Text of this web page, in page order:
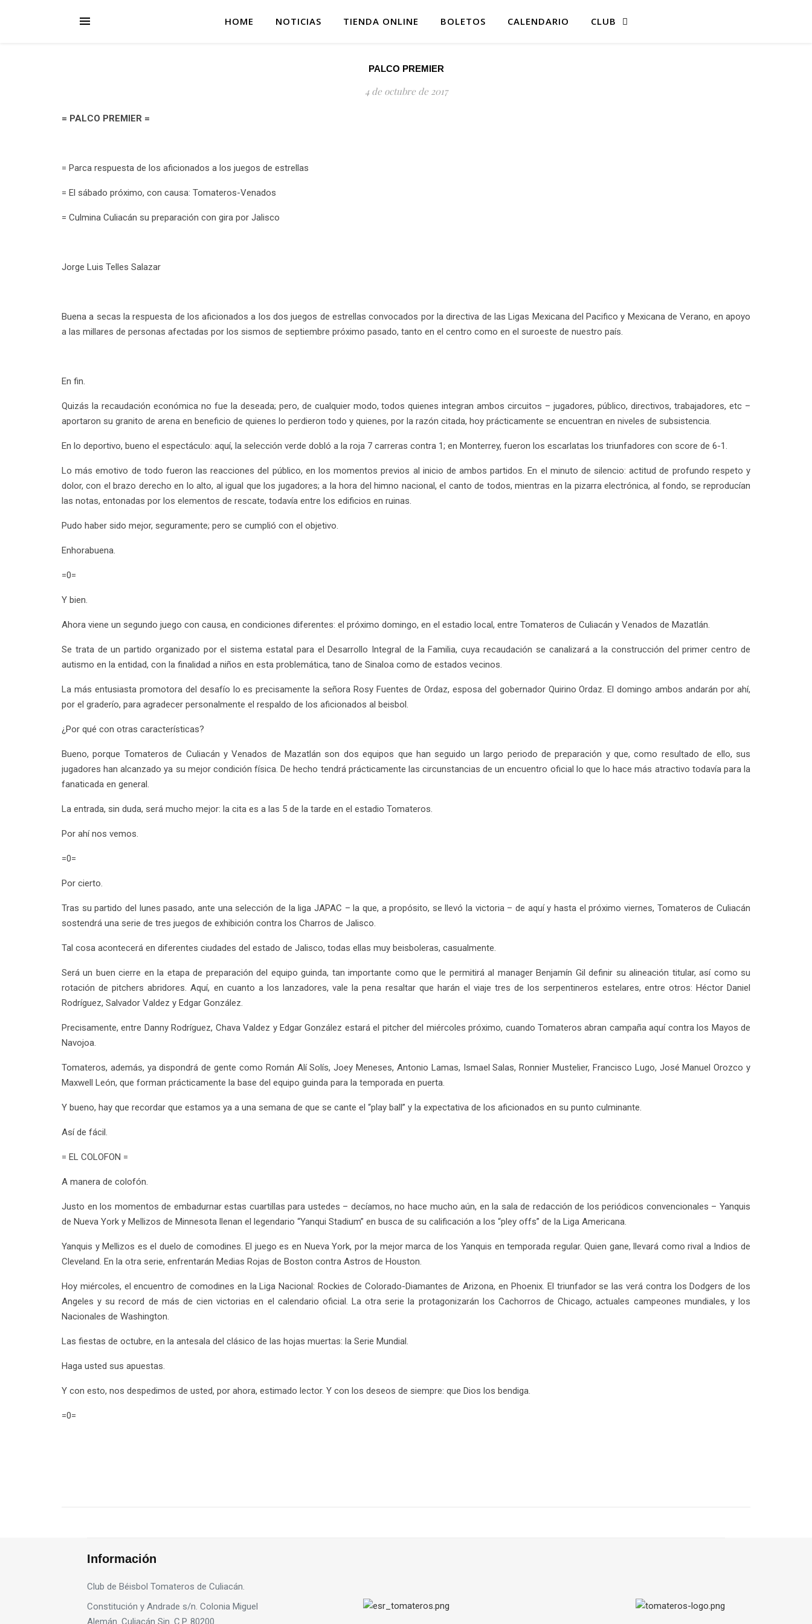
HOME NOTICIAS TIENDA ONLINE BOLETOS CALENDARIO CLUB
PALCO PREMIER
4 de octubre de 2017
= PALCO PREMIER =
= Parca respuesta de los aficionados a los juegos de estrellas
= El sábado próximo, con causa: Tomateros-Venados
= Culmina Culiacán su preparación con gira por Jalisco
Jorge Luis Telles Salazar
Buena a secas la respuesta de los aficionados a los dos juegos de estrellas convocados por la directiva de las Ligas Mexicana del Pacifico y Mexicana de Verano, en apoyo
a las millares de personas afectadas por los sismos de septiembre próximo pasado, tanto en el centro como en el suroeste de nuestro país.
En fin.
Quizás la recaudación económica no fue la deseada; pero, de cualquier modo, todos quienes integran ambos circuitos – jugadores, público, directivos, trabajadores, etc –
aportaron su granito de arena en beneficio de quienes lo perdieron todo y quienes, por la razón citada, hoy prácticamente se encuentran en niveles de subsistencia.
En lo deportivo, bueno el espectáculo: aquí, la selección verde dobló a la roja 7 carreras contra 1; en Monterrey, fueron los escarlatas los triunfadores con score de 6-1.
Lo más emotivo de todo fueron las reacciones del público, en los momentos previos al inicio de ambos partidos. En el minuto de silencio: actitud de profundo respeto y
dolor, con el brazo derecho en lo alto, al igual que los jugadores; a la hora del himno nacional, el canto de todos, mientras en la pizarra electrónica, al fondo, se reproducían
las notas, entonadas por los elementos de rescate, todavía entre los edificios en ruinas.
Pudo haber sido mejor, seguramente; pero se cumplió con el objetivo.
Enhorabuena.
=0=
Y bien.
Ahora viene un segundo juego con causa, en condiciones diferentes: el próximo domingo, en el estadio local, entre Tomateros de Culiacán y Venados de Mazatlán.
Se trata de un partido organizado por el sistema estatal para el Desarrollo Integral de la Familia, cuya recaudación se canalizará a la construcción del primer centro de
autismo en la entidad, con la finalidad a niños en esta problemática, tano de Sinaloa como de estados vecinos.
La más entusiasta promotora del desafío lo es precisamente la señora Rosy Fuentes de Ordaz, esposa del gobernador Quirino Ordaz. El domingo ambos andarán por ahí,
por el graderío, para agradecer personalmente el respaldo de los aficionados al beisbol.
¿Por qué con otras características?
Bueno, porque Tomateros de Culiacán y Venados de Mazatlán son dos equipos que han seguido un largo periodo de preparación y que, como resultado de ello, sus
jugadores han alcanzado ya su mejor condición física. De hecho tendrá prácticamente las circunstancias de un encuentro oficial lo que lo hace más atractivo todavía para la
fanaticada en general.
La entrada, sin duda, será mucho mejor: la cita es a las 5 de la tarde en el estadio Tomateros.
Por ahí nos vemos.
=0=
Por cierto.
Tras su partido del lunes pasado, ante una selección de la liga JAPAC – la que, a propósito, se llevó la victoria – de aquí y hasta el próximo viernes, Tomateros de Culiacán
sostendrá una serie de tres juegos de exhibición contra los Charros de Jalisco.
Tal cosa acontecerá en diferentes ciudades del estado de Jalisco, todas ellas muy beisboleras, casualmente.
Será un buen cierre en la etapa de preparación del equipo guinda, tan importante como que le permitirá al manager Benjamín Gil definir su alineación titular, así como su
rotación de pitchers abridores. Aquí, en cuanto a los lanzadores, vale la pena resaltar que harán el viaje tres de los serpentineros estelares, entre otros: Héctor Daniel
Rodríguez, Salvador Valdez y Edgar González.
Precisamente, entre Danny Rodríguez, Chava Valdez y Edgar González estará el pitcher del miércoles próximo, cuando Tomateros abran campaña aquí contra los Mayos de
Navojoa.
Tomateros, además, ya dispondrá de gente como Román Alí Solís, Joey Meneses, Antonio Lamas, Ismael Salas, Ronnier Mustelier, Francisco Lugo, José Manuel Orozco y
Maxwell León, que forman prácticamente la base del equipo guinda para la temporada en puerta.
Y bueno, hay que recordar que estamos ya a una semana de que se cante el “play ball” y la expectativa de los aficionados en su punto culminante.
Así de fácil.
= EL COLOFON =
A manera de colofón.
Justo en los momentos de embadurnar estas cuartillas para ustedes – decíamos, no hace mucho aún, en la sala de redacción de los periódicos convencionales – Yanquis
de Nueva York y Mellizos de Minnesota llenan el legendario “Yanqui Stadium” en busca de su calificación a los “pley offs” de la Liga Americana.
Yanquis y Mellizos es el duelo de comodines. El juego es en Nueva York, por la mejor marca de los Yanquis en temporada regular. Quien gane, llevará como rival a Indios de
Cleveland. En la otra serie, enfrentarán Medias Rojas de Boston contra Astros de Houston.
Hoy miércoles, el encuentro de comodines en la Liga Nacional: Rockies de Colorado-Diamantes de Arizona, en Phoenix. El triunfador se las verá contra los Dodgers de los
Angeles y su record de más de cien victorias en el calendario oficial. La otra serie la protagonizarán los Cachorros de Chicago, actuales campeones mundiales, y los
Nacionales de Washington.
Las fiestas de octubre, en la antesala del clásico de las hojas muertas: la Serie Mundial.
Haga usted sus apuestas.
Y con esto, nos despedimos de usted, por ahora, estimado lector. Y con los deseos de siempre: que Dios los bendiga.
=0=
Información
Club de Béisbol Tomateros de Culiacán.
Constitución y Andrade s/n. Colonia Miguel
Alemán. Culiacán Sin. C.P. 80200